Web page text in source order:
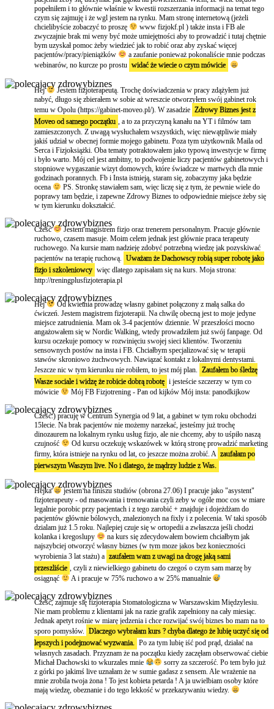
popełniłem i to głównie właśnie w kwestii rozszerzania informacji na temat tego
czym się zajmuję i że wgl jestem na rynku. Mam stronę internetową (jeżeli
chcielibyście zobaczyć to proszę
www fizjokf.pl ) także insta i FB ale
zwyczajnie brak mi weny być może umiejętności aby to prowadzić i tutaj chętnie
bym uzyskał pomoc żeby wiedzieć jak to robić oraz aby zyskać więcej
pacjentów/pracy/pieniążków
a zaufanie ponieważ pokonaliście mnie podczas
webinarów, no kurcze po prostu widać że wiecie o czym mówicie
Hej
Jestem fizjoterapeutą. Trochę doświadczenia w pracy zdążyłem już
nabyć, długo się zbierałem w sobie aż wreszcie otworzyłem swój gabinet rok
temu w Opolu (https://gabinet-moveo.pl/). W zasadzie Zdrowy Biznes jest z
Moveo od samego początku , a to za przyczyną kanału na YT i filmów tam
zamieszczonych. Z uwagą wysłuchałem wszystkich, więc niewątpliwie miały
jakiś udział w obecnej formie mojego gabinetu. Poza tym użytkownik Maila od
Serca i Fizjoksiążki. Oba tematy potraktowałem jako typową inwestycje w firmę
i było warto. Mój cel jest ambitny, to podwojenie liczy pacjentów gabinetowych i
stopniowe wygaszanie wizyt domowych, które świadcze w martwych dla mnie
godzinach porannych. Fb i Insta istnieją, staram się, zobaczymy jaka będzie
ocena
PS. Stronkę stawiałem sam, więc liczę się z tym, że pewnie wiele do
poprawy tam będzie, i zapewne Zdrowy Biznes to odpowiednie miejsce żeby się
w tym kierunku dokształcić.
Cześć
Jestem magistrem fizjo oraz trenerem personalnym. Pracuje głównie
ruchowo, czasem masuje. Moim celem jednak jest głównie praca terapeuty
ruchowego. Na kursie mam nadzieję zdobyć potrzebną wiedzę jak pozyskiwać
pacjentów na terapię ruchową. Uważam że Dachowscy robią super robotę jako
fizjo i szkoleniowcy więc dlatego zapisałam się na kurs. Moja strona:
http://treningplusfizjoterapia.pl
Hej
Od kwietnia prowadzę własny gabinet połączony z małą salka do
ćwiczeń. Jestem magistrem fizjoterapii. Na chwilę obecną jest to moje jedyne
miejsce zatrudnienia. Mam ok 3-4 pacjentów dziennie. W przeszłości mocno
angażowałem się w Nordic Walking, wtedy prowadziłem już swój fanpage. Od
kursu oczekuje pomocy w rozwinięciu swojej sieci klientów. Tworzeniu
sensownych postów na insta i FB. Chciałbym specjalizować się w terapii
stawów skroniowo żuchwowych. Nawiązać kontakt z lokalnymi dentystami.
Jeszcze nic w tym kierunku nie robiłem, to jest mój plan. Zaufałem bo śledzę
Wasze sociale i widzę że robicie dobrą robotę i jesteście szczerzy w tym co
mówicie
Mój FB Fizjotrening - Pan od kijków Mój insta: panodkijkow
Cześć:) pracuję w Centrum Synergia od 9 lat, a gabinet w tym roku obchodzi
15lecie. Na brak pacjentów nie możemy narzekać, jesteśmy już trochę
dinozaurem na lokalnym rynku usług fizjo, ale nie chcemy, aby to uśpiło naszą
czujność
Od kursu oczekuję wskazówek w którą stronę prowadzić marketing
firmy, która istnieje na rynku od lat, co jeszcze można zrobić. A zaufałam po
pierwszym Waszym live. No i dlatego, że mądrzy ludzie z Was.
Hejka
jestem na finiszu studiów (obrona 27.06) I pracuje jako "asystent"
fizjoterapeuty - od masowania i trenowania czyli zeby w ogóle moc cos w miare
legalnie porobic przy pacjentach i z tego zarobić + znajduje i dojeżdżam do
pacjentów głównie bólowych, znalezionych na fixly i z polecenia. W taki sposób
dzialam już 1.5 roku. Najlepiej czuje się w ortopedii a zwłaszcza jeśli chodzi
kolanka i kregoslupy
na kurs się zdecydowałem bowiem chciałbym jak
najszybciej otworzyć własny biznes (w tym moze jakos bez konieczności
wyrobienia 3 lat stażu) a zaufałem wam z uwagi na drogę jaką sami
przeszliście , czyli z niewielkiego gabinetu do czegoś o czym sam marzę by
osiągnąć
A i pracuje w 75% ruchowo a w 25% manualnie
Cześć, zajmuje się fizjoterapia Stomatologiczna w Warszawskim Międzylesiu.
Nie mam problemu z klientami jak na razie grafik zapełniony na cały miesiąc.
Jednak apetyt rośnie w miarę jedzenia i chce rozwijać swój biznes bo mam na to
sporo pomysłów. Dlaczego wybrałam kurs ? chyba dlatego że lubię uczyć się od
lepszych i podejmować wyzwania. Po za tym lubię iść pod prąd, działać na
własnych zasadach. Przyznam że na początku kiedy zaczęłam obserwować ciebie
Michał Dachowski to wkurzales mnie
sorry za szczerość. Po tem było już
z górki po jakimś live uznałam że w sumie gadasz z sensem. Ale wrażenie na
mnie zrobila twoja żona ! To jest kobieta petarda ! A ja uwielbiam osoby które
mają wiedzę, obeznanie i do tego lekkość w przekazywaniu wiedzy.